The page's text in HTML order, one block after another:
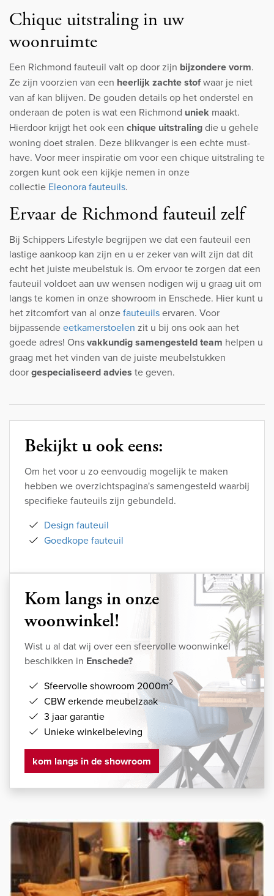
Chique uitstraling in uw
woonruimte
Een Richmond fauteuil valt op door zijn bijzondere vorm.
Ze zijn voorzien van een heerlijk zachte stofwaar je niet
van af kan blijven. De gouden details op het onderstel en
onderaan de poten is wat een Richmond uniek maakt.
Hierdoor krijgt het ook een chique uitstralingdie u gehele
woning doet stralen. Deze blikvanger is een echte must-
have. Voor meer inspiratie om voor een chique uitstraling te
zorgen kunt ook een kijkje nemen in onze
collectie Eleonora fauteuils.
Ervaar de Richmond fauteuil zelf
Bij Schippers Lifestyle begrijpen we dat een fauteuil een
lastige aankoop kan zijn en u er zeker van wilt zijn dat dit
echt het juiste meubelstuk is. Om ervoor te zorgen dat een
fauteuil voldoet aan uw wensen nodigen wij u graag uit om
langs te komen in onze showroom in Enschede. Hier kunt u
het zitcomfort van al onzefauteuilservaren. Voor
bijpassendeeetkamerstoelen zit u bij ons ook aan het
goede adres! Onsvakkundig samengesteld team helpen u
graag met het vinden van de juiste meubelstukken
doorgespecialiseerd advies te geven.
Bekijkt u ook eens:
Om het voor u zo eenvoudig mogelijk te maken
hebben we overzichtspagina's samengesteld waarbij
specifieke fauteuils zijn gebundeld.
Design fauteuil
Goedkope fauteuil
Kom langs in onze
woonwinkel!
Wist u al dat wij over een sfeervolle woonwinkel
beschikken in Enschede?
Sfeervolle showroom 2000m2
CBW erkende meubelzaak
3 jaar garantie
Unieke winkelbeleving
kom langs in de showroom